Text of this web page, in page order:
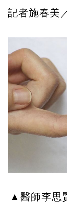
記者施春美
▲醫師李思